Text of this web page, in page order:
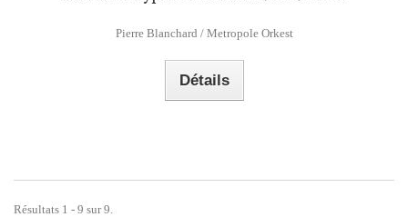
Pierre Blanchard / Metropole Orkest
Détails
Résultats 1 - 9 sur 9.